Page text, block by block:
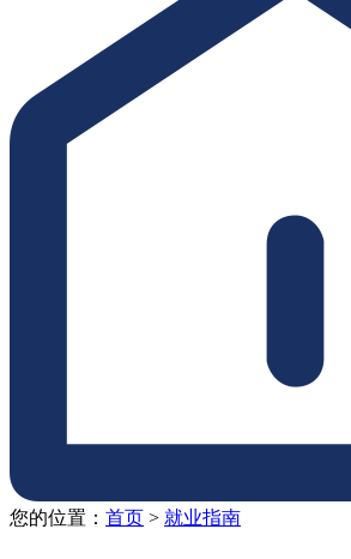
您的位置： 首页 > 就业指南